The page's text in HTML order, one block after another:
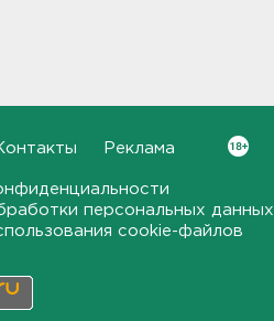
Реклама
персональных данных
cookie-файлов